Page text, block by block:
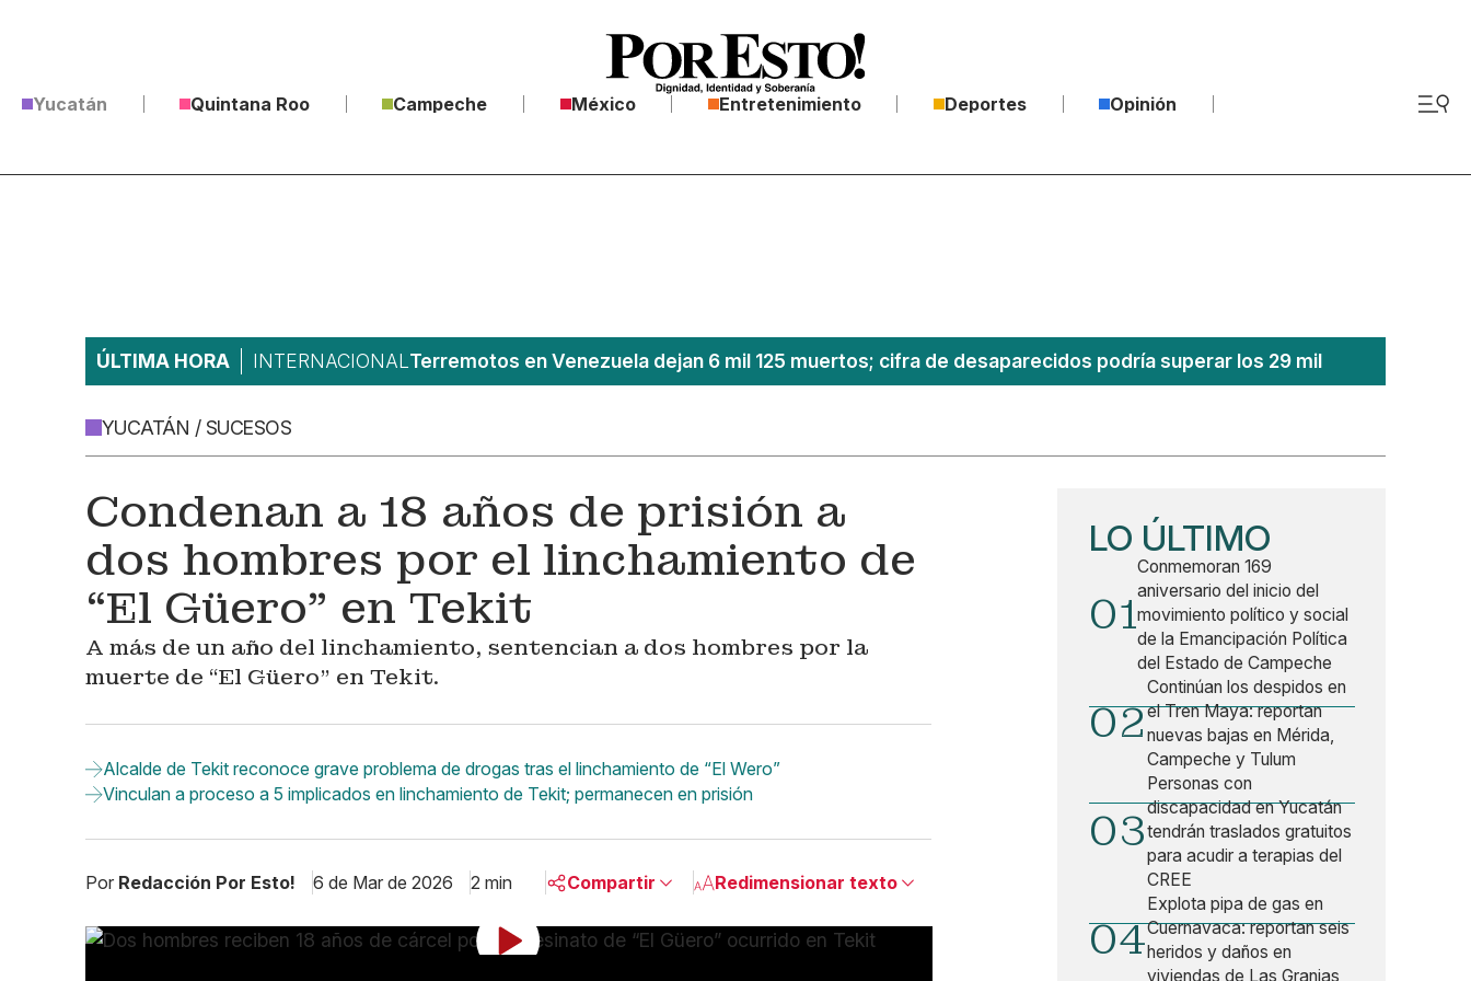
Yucatán Quintana Roo Campeche México Entretenimiento Deportes Opinión
ÚLTIMA HORA INTERNACIONAL Terremotos en Venezuela dejan 6 mil 125 muertos; cifra de desaparecidos podría superar los 29 mil
YUCATÁN / SUCESOS
Condenan a 18 años de prisión a
dos hombres por el linchamiento de
“El Güero” en Tekit
A más de un año del linchamiento, sentencian a dos hombres por la
muerte de “El Güero” en Tekit.
Alcalde de Tekit reconoce grave problema de drogas tras el linchamiento de “El Wero”
Vinculan a proceso a 5 implicados en linchamiento de Tekit; permanecen en prisión
Por Redacción Por Esto! 6 de Mar de 2026 2 min Compartir
Linkedin
Redimensionar texto
Pequeño
LO ÚLTIMO
01
Conmemoran 169
aniversario del inicio del
movimiento político y social
de la Emancipación Política
del Estado de Campeche
02
Continúan los despidos en
el Tren Maya: reportan
nuevas bajas en Mérida,
Campeche y Tulum
03
Personas con
discapacidad en Yucatán
tendrán traslados gratuitos
para acudir a terapias del
CREE
04
Explota pipa de gas en
Cuernavaca: reportan seis
heridos y daños en
viviendas de Las Granjas